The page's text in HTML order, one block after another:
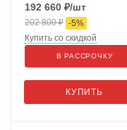
192 660 ₽/шт
202 800₽ -5%
КУПИТЬ
Купить со скидкой
В РАССРОЧКУ